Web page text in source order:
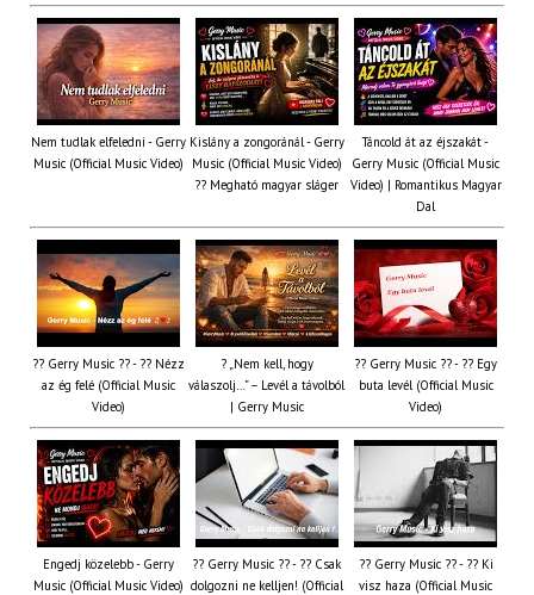
Nem tudlak elfeledni - Gerry
Music (Official Music Video)
Kislány a zongoránál - Gerry
Music (Official Music Video)
?? Megható magyar sláger
Táncold át az éjszakát -
Gerry Music (Official Music
Video) | Romantikus Magyar
Dal
?? Gerry Music ?? - ?? Nézz
az ég felé (Official Music
Video)
? „Nem kell, hogy
válaszolj…” – Levél a távolból
| Gerry Music
?? Gerry Music ?? - ?? Egy
buta levél (Official Music
Video)
Engedj közelebb - Gerry
Music (Official Music Video)
?? Gerry Music ?? - ?? Csak
dolgozni ne kelljen! (Official
?? Gerry Music ?? - ?? Ki
visz haza (Official Music